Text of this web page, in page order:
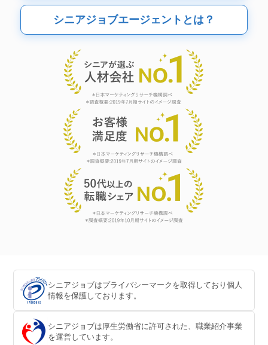
シニアジョブエージェントとは？
シニアジョブはプライバシーマークを取得しており個人
情報を保護しております。
シニアジョブは厚生労働省に許可された、職業紹介事業
を運営しています。